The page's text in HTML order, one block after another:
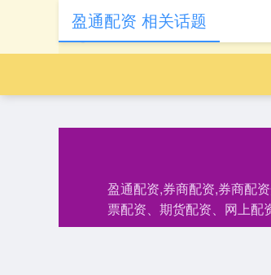
盈通配资,券商配资,券商配
票配资、期货配资、网上配
盈通配资 相关话题